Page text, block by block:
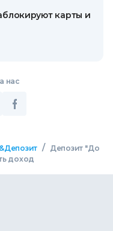
карты и
нас
/
Депозит "До
доход